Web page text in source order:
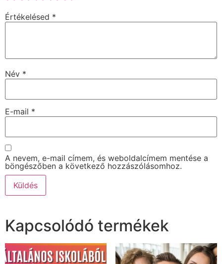
Értékelésed *
Név *
E-mail *
A nevem, e-mail címem, és weboldalcímem mentése a
böngészőben a következő hozzászólásomhoz.
Kapcsolódó termékek